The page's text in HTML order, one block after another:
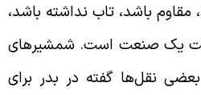
باشد، تاب نداشته باشد،
یک صنعت است. شمشیرهای
نقل‌ها گفته در بدر برای